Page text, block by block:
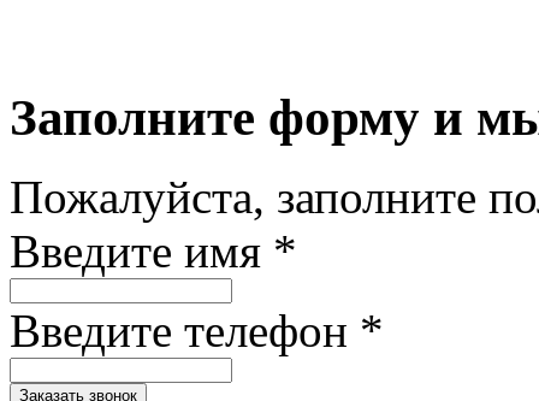
Заполните форму и
Пожалуйста, заполните
Введите имя *
Введите телефон *